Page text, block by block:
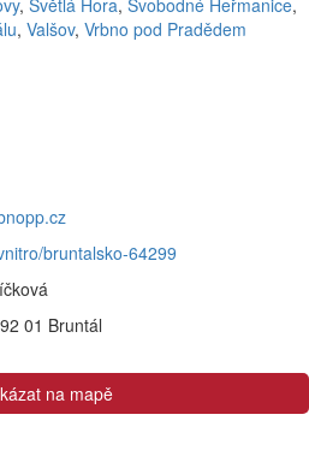
, Světlá Hora, Svobodné Heřmanice,
, Valšov, Vrbno pod Pradědem
bruntalsko-64299
01 Bruntál
na mapě